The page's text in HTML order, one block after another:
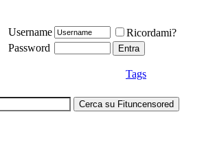
Username
Ricordami?
Password
Tags